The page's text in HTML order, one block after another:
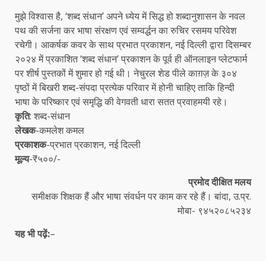
मुझे विश्वास है, ‘शब्द संधान’ अपने ध्येय में सिद्ध हो शब्दानुशासन के नवल
पथ की सर्जना कर भाषा संरक्षण एवं सम्वर्द्धन का रुचिर रसमय परिवेश
रचेगी। आकर्षक कवर के साथ प्रभात प्रकाशन, नई दिल्ली द्वारा दिसम्बर
२०२४ में प्रकाशित ‘शब्द संधान’ प्रकाशन के पूर्व ही ऑनलाइन प्लेटफार्म
पर शीर्ष पुस्तकों में शुमार हो गई थी। नेचुरल शेड पीले काग़ज़ के ३०४
पृष्ठों में बिखरी शब्द-संपदा प्रत्येक परिवार में होनी चाहिए ताकि हिन्दी
भाषा के परिष्कार एवं समृद्धि की वेगवती धारा सतत प्रवाहमयी रहे।
कृति: शब्द-संधान
लेखक-कमलेश कमल
प्रकाशक-प्रभात प्रकाशन, नई दिल्ली
मूल्य-₹५००/-
प्रमोद दीक्षित मलय
समीक्षक शिक्षक हैं और भाषा संवर्धन पर काम कर रहे हैं। बांदा, उ.प्र.
मोबा- ९४५२०८५२३४
यह भी पढ़ें:–